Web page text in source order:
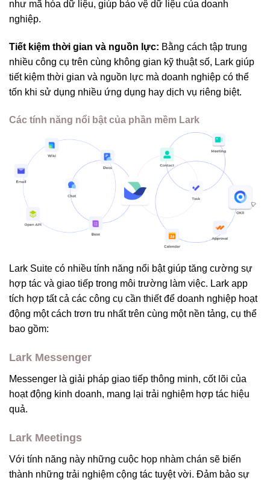
như mã hóa dữ liệu, giúp bảo vệ dữ liệu của doanh
nghiệp.
Tiết kiệm thời gian và nguồn lực: Bằng cách tập trung
nhiều công cụ trên cùng không gian kỹ thuật số, Lark giúp
tiết kiệm thời gian và nguồn lực mà doanh nghiệp có thể
tốn khi sử dụng nhiều ứng dụng hay dịch vụ riêng biệt.
Các tính năng nổi bật của phần mềm Lark
Lark Suite có nhiều tính năng nổi bật giúp tăng cường sự
hợp tác và giao tiếp trong môi trường làm việc. Lark app
tích hợp tất cả các công cụ cần thiết để doanh nghiệp hoạt
động một cách trơn tru nhất trên cùng một nền tảng, cụ thể
bao gồm:
Lark Messenger
Messenger là giải pháp giao tiếp thông minh, cốt lõi của
hoạt động kinh doanh, mang lại trải nghiệm hợp tác hiệu
quả.
Lark Meetings
Với tính năng này những cuộc họp nhàm chán sẽ biến
thành những trải nghiệm cộng tác tuyệt vời. Đảm bảo sự